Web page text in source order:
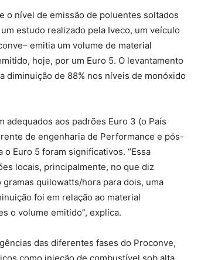
o nível de emissão de poluentes soltados
estudo realizado pela Iveco, um veículo
emitia um volume de material
hoje, por um Euro 5. O levantamento
diminuição de 88% nos níveis de monóxido
adequados aos padrões Euro 3 (o País
de engenharia de Performance e pós-
Euro 5 foram significativos. “Essa
locais, principalmente, no que diz
quilowatts/hora para dois, uma
foi em relação ao material
o volume emitido”, explica.
das diferentes fases do Proconve,